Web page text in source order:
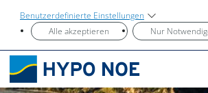
Benutzerdefinierte Einstellungen
Alle akzeptieren
Nur